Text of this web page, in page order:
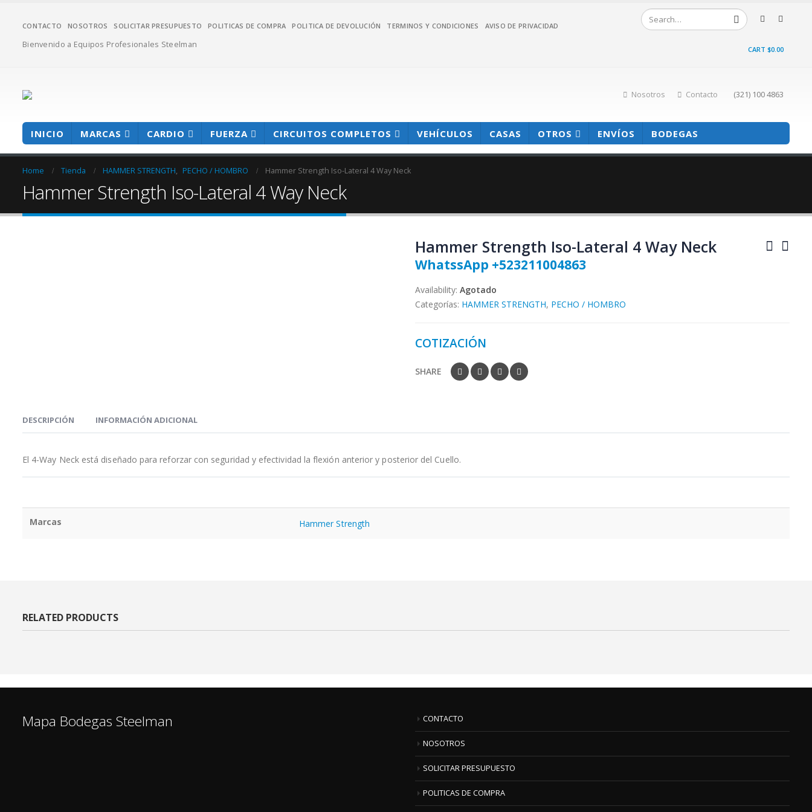
CONTACTO NOSOTROS SOLICITAR PRESUPUESTO POLITICAS DE COMPRA POLITICA DE DEVOLUCIÓN TERMINOS Y CONDICIONES AVISO DE PRIVACIDAD
Bienvenido a Equipos Profesionales Steelman CART $0.00
Nosotros Contacto (321) 100 4863
INICIO MARCAS CARDIO FUERZA CIRCUITOS COMPLETOS VEHÍCULOS CASAS OTROS ENVÍOS BODEGAS
Home Tienda HAMMER STRENGTH, PECHO / HOMBRO Hammer Strength Iso-Lateral 4 Way Neck
Hammer Strength Iso-Lateral 4 Way Neck
Hammer Strength Iso-Lateral 4 Way Neck
WhatssApp +523211004863
Availability: Agotado
Categorías: HAMMER STRENGTH, PECHO / HOMBRO
COTIZACIÓN
SHARE
DESCRIPCIÓN INFORMACIÓN ADICIONAL
El 4-Way Neck está diseñado para reforzar con seguridad y efectividad la flexión anterior y posterior del Cuello.
Marcas Hammer Strength
RELATED PRODUCTS
Mapa Bodegas Steelman CONTACTO
NOSOTROS
SOLICITAR PRESUPUESTO
POLITICAS DE COMPRA